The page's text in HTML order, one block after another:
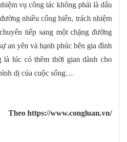
vụ công tác không phải là dấu
nhiều cống hiến, trách nhiệm
tiếp sang một chặng đường
an yên và hạnh phúc bên gia đình
là lúc có thêm thời gian dành cho
dị của cuộc sống…
Theo https://www.congluan.vn/